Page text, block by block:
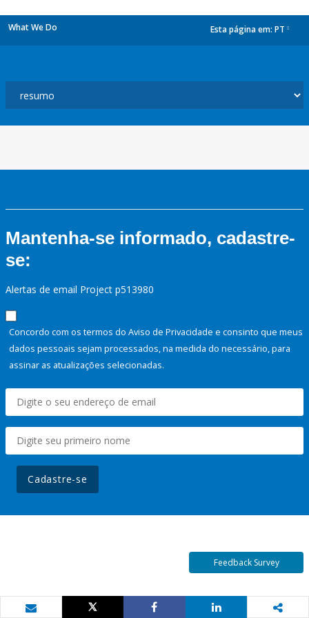
What We Do Esta página em: PT
Mantenha-se informado, cadastre-
se:
Alertas de email Project p513980
Concordo com os termos do Aviso de Privacidade e consinto que meus
dados pessoais sejam processados, na medida do necessário, para
assinar as atualizações selecionadas.
Cadastre-se
Feedback Survey